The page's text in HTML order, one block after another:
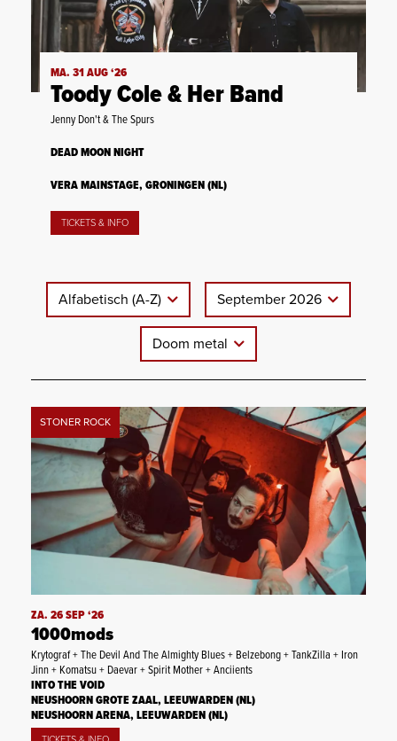
MA. 31 AUG ‘26
Toody Cole & Her Band
Jenny Don't & The Spurs
DEAD MOON NIGHT
VERA MAINSTAGE, GRONINGEN (NL)
TICKETS & INFO
Alfabetisch (A-Z) September 2026
Doom metal
STONER ROCK
ZA. 26 SEP ‘26
1000mods
Krytograf + The Devil And The Almighty Blues + Belzebong + TankZilla + Iron
Jinn + Komatsu + Daevar + Spirit Mother + Anciients
INTO THE VOID
NEUSHOORN GROTE ZAAL, LEEUWARDEN (NL)
NEUSHOORN ARENA, LEEUWARDEN (NL)